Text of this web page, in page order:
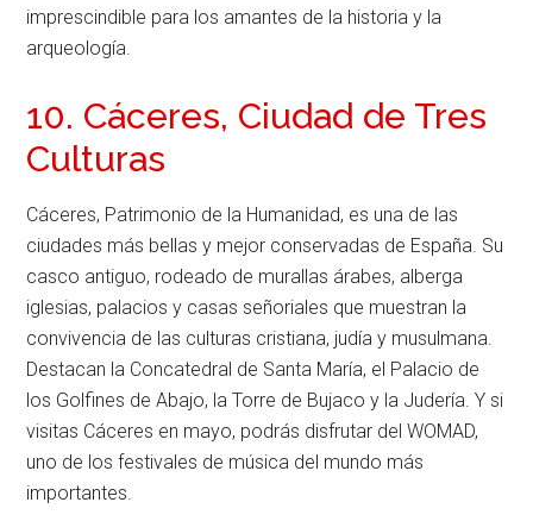
imprescindible para los amantes de la historia y la
arqueología.
10. Cáceres, Ciudad de Tres
Culturas
Cáceres, Patrimonio de la Humanidad, es una de las
ciudades más bellas y mejor conservadas de España. Su
casco antiguo, rodeado de murallas árabes, alberga
iglesias, palacios y casas señoriales que muestran la
convivencia de las culturas cristiana, judía y musulmana.
Destacan la Concatedral de Santa María, el Palacio de
los Golfines de Abajo, la Torre de Bujaco y la Judería. Y si
visitas Cáceres en mayo, podrás disfrutar del WOMAD,
uno de los festivales de música del mundo más
importantes.